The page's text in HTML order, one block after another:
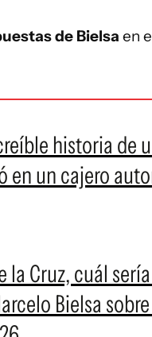
de Bielsa en
historia de
en un cajero
la Cruz, cuál
Bielsa